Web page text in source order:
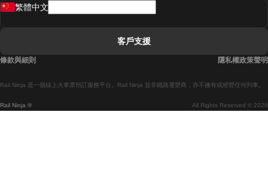
Rail Ninja ® All Rights Reserved © 2026
Rail Ninja 是一個線上火車票預訂服務平台。Rail Ninja 並非鐵路運營商，亦不擁有或經營任何列車。
繁體中文
客戶支援
條款與細則 隱私權政策聲明